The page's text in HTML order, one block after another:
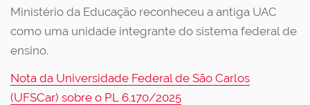
Ministério da Educação reconheceu a antiga UAC
como uma unidade integrante do sistema federal de
ensino.
Nota da Universidade Federal de São Carlos
(UFSCar) sobre o PL 6.170/2025